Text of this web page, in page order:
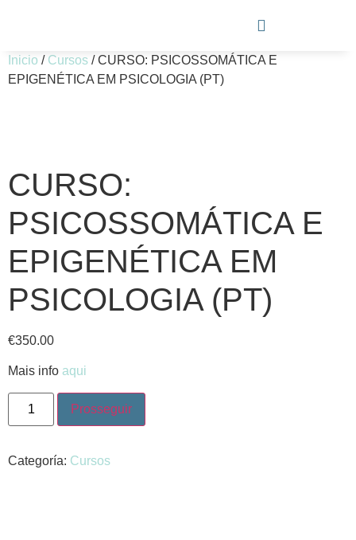
Inicio / Cursos / CURSO: PSICOSSOMÁTICA E
EPIGENÉTICA EM PSICOLOGIA (PT)
CURSO:
PSICOSSOMÁTICA E
EPIGENÉTICA EM
PSICOLOGIA (PT)
€350.00
Mais info aqui
Prosseguir
Categoría: Cursos